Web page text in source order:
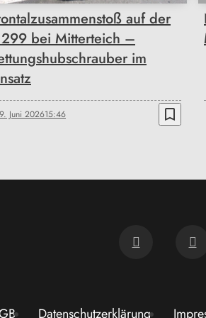
auf der
bei Mitterteich –
im
Juni 202615:46 bookmark_border
Datenschutzerklärung